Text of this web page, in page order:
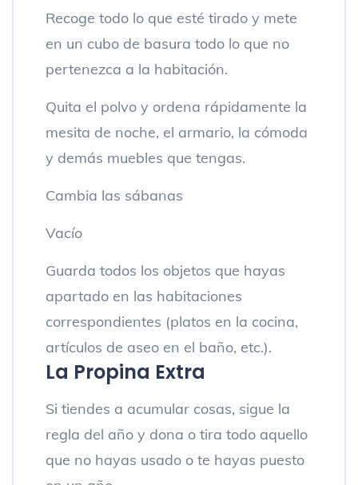
Recoge todo lo que esté tirado y mete
en un cubo de basura todo lo que no
pertenezca a la habitación.
Quita el polvo y ordena rápidamente la
mesita de noche, el armario, la cómoda
y demás muebles que tengas.
Cambia las sábanas
Vacío
Guarda todos los objetos que hayas
apartado en las habitaciones
correspondientes (platos en la cocina,
artículos de aseo en el baño, etc.).
La Propina Extra
Si tiendes a acumular cosas, sigue la
regla del año y dona o tira todo aquello
que no hayas usado o te hayas puesto